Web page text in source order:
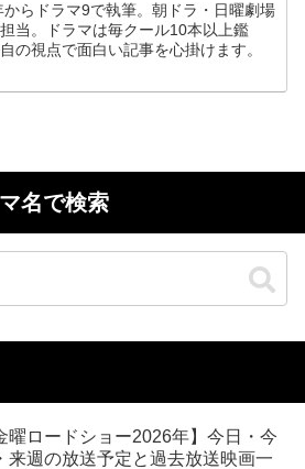
らドラマ9で執筆。朝ドラ・日曜劇場
当。ドラマは毎クール10本以上鑑
の視点で面白い記事を心掛けます。
名で検索
曜ロードショー2026年】今日・今
来週の放送予定と過去放送映画一